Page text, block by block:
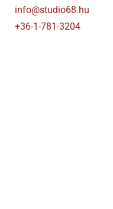
info@studio68.hu
+36-1-781-3204